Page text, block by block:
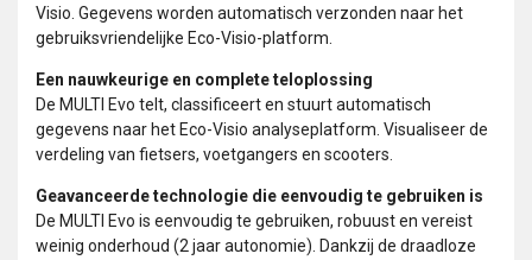
Visio. Gegevens worden automatisch verzonden naar het
gebruiksvriendelijke Eco-Visio-platform.
Een nauwkeurige en complete teloplossing
De MULTI Evo telt, classificeert en stuurt automatisch
gegevens naar het Eco-Visio analyseplatform. Visualiseer de
verdeling van fietsers, voetgangers en scooters.
Geavanceerde technologie die eenvoudig te gebruiken is
De MULTI Evo is eenvoudig te gebruiken, robuust en vereist
weinig onderhoud (2 jaar autonomie). Dankzij de draadloze